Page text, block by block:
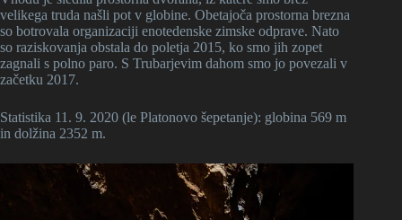
velikega truda našli pot v globine. Obetajoča prostorna brezna
so botrovala organizaciji enotedenske zimske odprave. Nato
so raziskovanja obstala do poletja 2015, ko smo jih zopet
zagnali s polno paro. S Trubarjevim dahom smo jo povezali v
začetku 2017.
Statistika 11. 9. 2020 (le Platonovo šepetanje): globina 569 m
in dolžina 2352 m.